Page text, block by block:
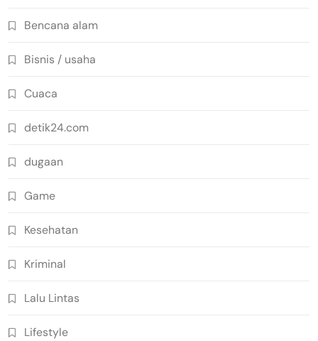
Bencana alam
Bisnis / usaha
Cuaca
detik24.com
dugaan
Game
Kesehatan
Kriminal
Lalu Lintas
Lifestyle